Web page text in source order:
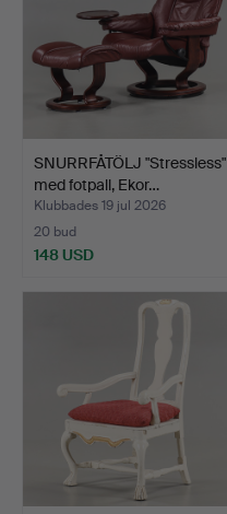
SNURRFÅTÖLJ "Stressless"
med fotpall, Ekor…
Klubbades 19 jul 2026
20 bud
148 USD